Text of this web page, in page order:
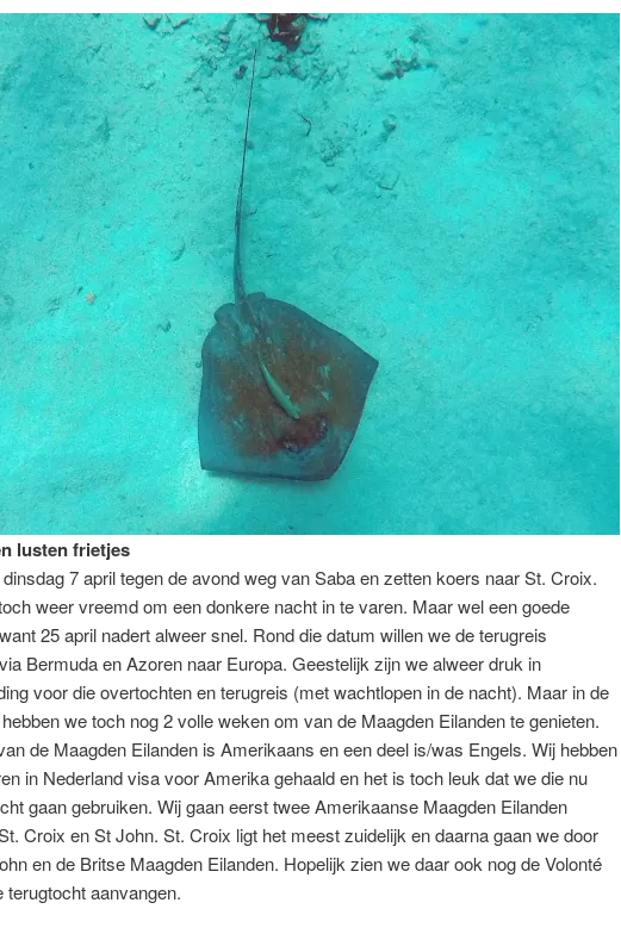
lusten frietjes
7 april tegen de avond weg van Saba en zetten koers naar St. Croix.
weer vreemd om een donkere nacht in te varen. Maar wel een goede
25 april nadert alweer snel. Rond die datum willen we de terugreis
Bermuda en Azoren naar Europa. Geestelijk zijn we alweer druk in
voor die overtochten en terugreis (met wachtlopen in de nacht). Maar in de
we toch nog 2 volle weken om van de Maagden Eilanden te genieten.
de Maagden Eilanden is Amerikaans en een deel is/was Engels. Wij hebben
in Nederland visa voor Amerika gehaald en het is toch leuk dat we die nu
gaan gebruiken. Wij gaan eerst twee Amerikaanse Maagden Eilanden
Croix en St John. St. Croix ligt het meest zuidelijk en daarna gaan we door
en de Britse Maagden Eilanden. Hopelijk zien we daar ook nog de Volonté
terugtocht aanvangen.